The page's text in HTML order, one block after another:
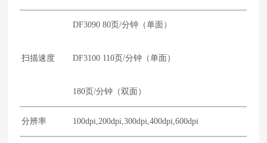
扫描速度
DF3090 80页/分钟（单面）
DF3100 110页/分钟（单面）
180页/分钟（双面）
分辨率 100dpi,200dpi,300dpi,400dpi,600dpi